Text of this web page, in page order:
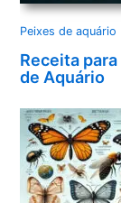
Peixes de aquário
Receita
de Aquário